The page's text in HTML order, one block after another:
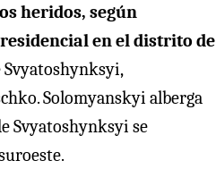
heridos, según
en el distrito de
Svyatoshynksyi,
Solomyanskyi alberga
Svyatoshynksyi se